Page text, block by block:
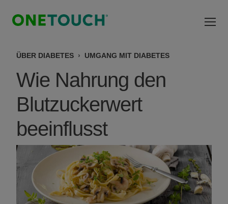
ÜBER DIABETES UMGANG MIT DIABETES
Wie Nahrung den
Blutzuckerwert
beeinflusst
Bild